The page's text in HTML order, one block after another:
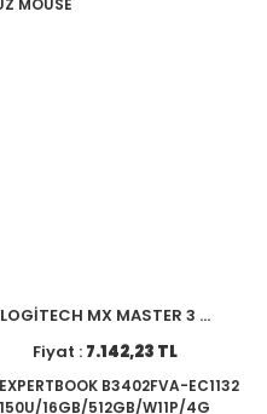
LOGİTECH MX MASTER 3 ...
Fiyat : 7.142,23 TL